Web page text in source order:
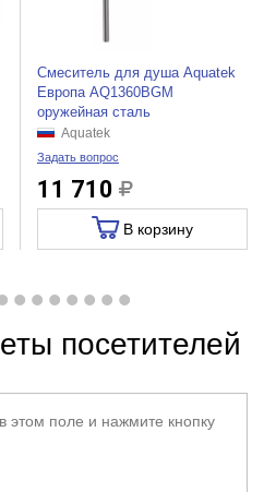
Смеситель для душа Aquatek
Европа AQ1360BGM
оружейная сталь
Aquatek
Задать вопрос
11 710
В корзину
посетителей